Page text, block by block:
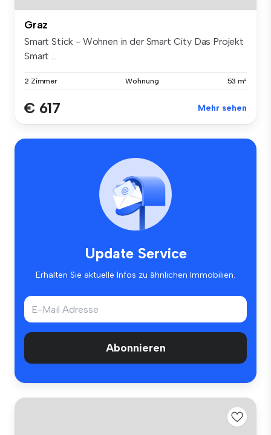
Graz
Smart Stick - Wohnen in der Smart City Das Projekt
Smart ...
2 Zimmer Wohnung 53 m²
€ 617 Mehr sehen
Update Service
Erhalten Sie aktuelle Infos zu ähnlichen Immobilien.
Abonnieren